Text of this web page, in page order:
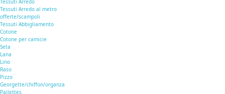
Tessuti Arredo al metro
offerte/scampoli
Tessuti Abbigliamento
Cotone
Cotone per camicie
Seta
Lana
Lino
Raso
Pizzo
Georgette/chiffon/organza
Pailettes